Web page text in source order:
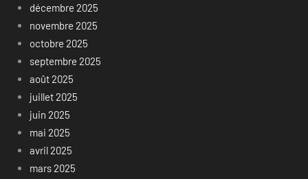
décembre 2025
novembre 2025
octobre 2025
septembre 2025
août 2025
juillet 2025
juin 2025
mai 2025
avril 2025
mars 2025